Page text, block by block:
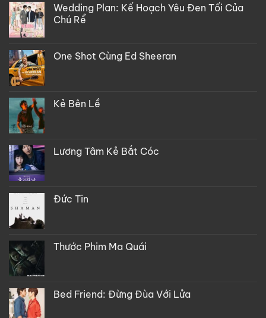
Wedding Plan: Kế Hoạch Yêu Đen Tối Của
Chú Rể
One Shot Cùng Ed Sheeran
Kẻ Bên Lề
Lương Tâm Kẻ Bắt Cóc
Đức Tin
Thước Phim Ma Quái
Bed Friend: Đừng Đùa Với Lửa